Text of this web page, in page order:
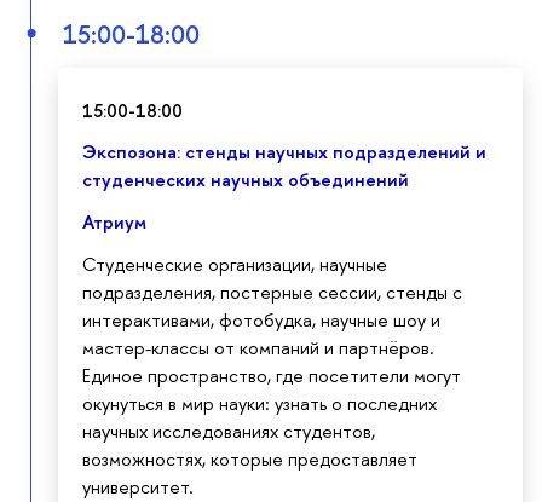
15:00-18:00
15:00-18:00
Экспозона: стенды научных подразделений и
студенческих научных объединений
Атриум
Студенческие организации, научные
подразделения, постерные сессии, стенды с
интерактивами, фотобудка, научные шоу и
мастер-классы от компаний и партнёров.
Единое пространство, где посетители могут
окунуться в мир науки: узнать о последних
научных исследованиях студентов,
возможностях, которые предоставляет
университет.